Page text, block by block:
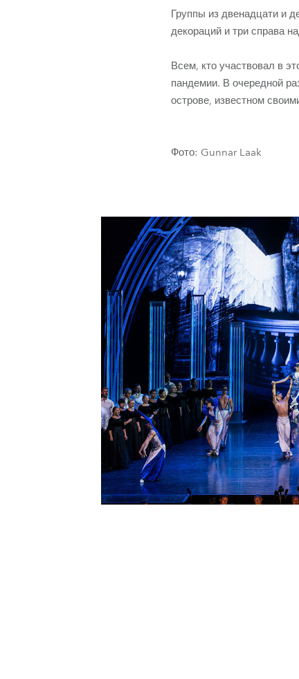
Группы из двенадцати и
декораций и три справа
Всем, кто участвовал в
пандемии. В очередной
острове, известном
Фото: Gunnar Laak